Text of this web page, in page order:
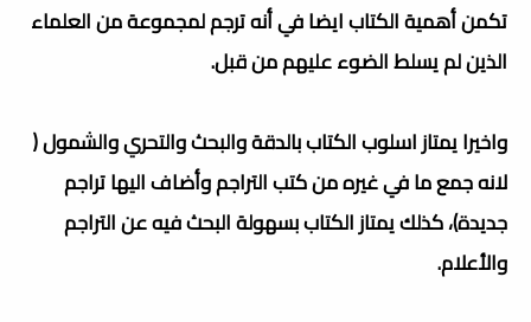
تكمن أهمية الكتاب ايضا في أنه ترجم لمجموعة من العلماء
الذين لم يسلط الضوء عليهم من قبل.
واخيرا يمتاز اسلوب الكتاب بالدقة والبحث والتحري والشمول (
لانه جمع ما في غيره من كتب التراجم وأضاف اليها تراجم
جديدة)، كذلك يمتاز الكتاب بسهولة البحث فيه عن التراجم
والأعلام.